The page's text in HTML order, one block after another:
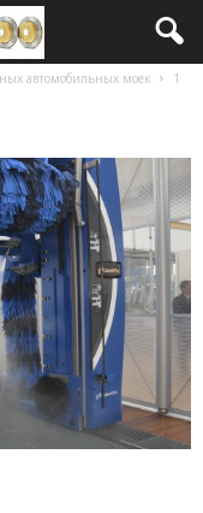
автомобильных моек 1